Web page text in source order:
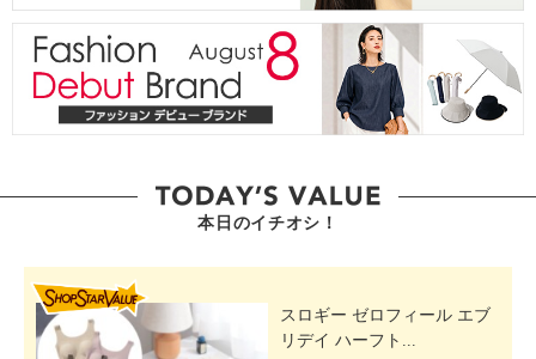
本日のイチオシ！
スロギー ゼロフィール エブ
リデイ ハーフト...